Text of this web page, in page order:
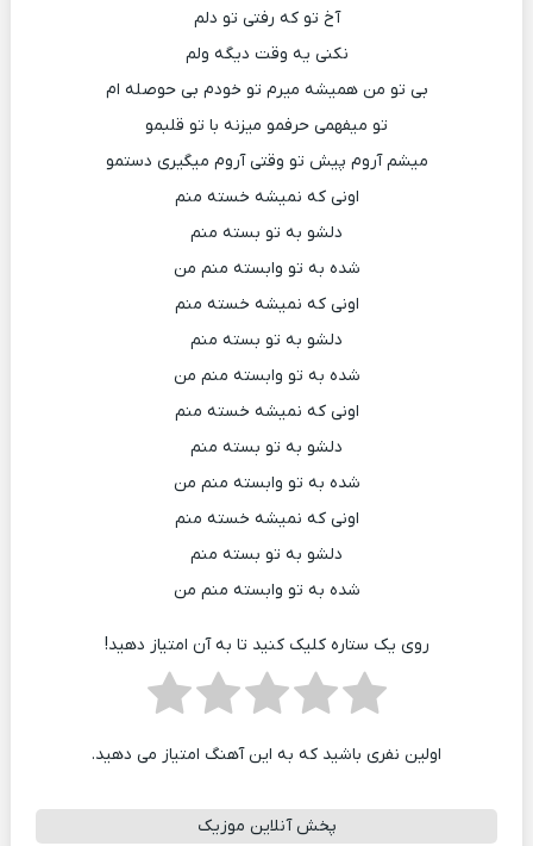
آخ تو که رفتی تو دلم
نکنی یه وقت دیگه ولم
بی تو من همیشه میرم تو خودم بی حوصله ام
تو میفهمی حرفمو میزنه با تو قلبمو
میشم آروم پیش تو وقتی آروم میگیری دستمو
اونی که نمیشه خسته منم
دلشو به تو بسته منم
شده به تو وابسته منم من
اونی که نمیشه خسته منم
دلشو به تو بسته منم
شده به تو وابسته منم من
اونی که نمیشه خسته منم
دلشو به تو بسته منم
شده به تو وابسته منم من
اونی که نمیشه خسته منم
دلشو به تو بسته منم
شده به تو وابسته منم من
روی یک ستاره کلیک کنید تا به آن امتیاز دهید!
اولین نفری باشید که به این آهنگ امتیاز می دهید.
پخش آنلاین موزیک